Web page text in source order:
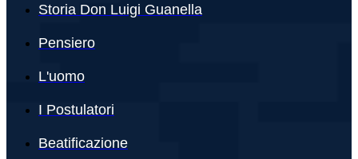
Storia Don Luigi Guanella
Pensiero
L'uomo
I Postulatori
Beatificazione